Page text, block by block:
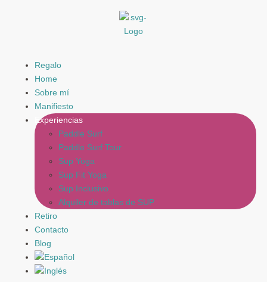
Regalo
Home
Sobre mí
Manifiesto
Experiencias
Paddle Surf
Paddle Surf Tour
Sup Yoga
Sup Fit Yoga
Sup Inclusivo
Alquiler de tablas de SUP
Retiro
Contacto
Blog